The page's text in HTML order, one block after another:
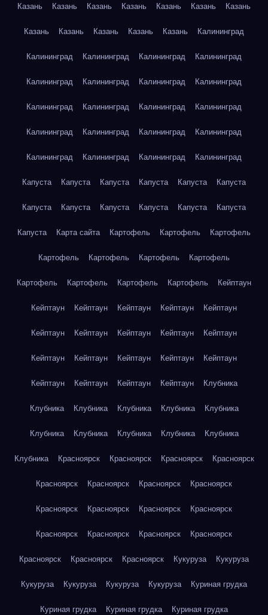
Казань Казань Казань Казань Казань Казань Казань
Казань Казань Казань Казань Казань Калининград
Калининград Калининград Калининград Калининград
Калининград Калининград Калининград Калининград
Калининград Калининград Калининград Калининград
Калининград Калининград Калининград Калининград
Калининград Калининград Калининград Калининград
Капуста Капуста Капуста Капуста Капуста Капуста
Капуста Капуста Капуста Капуста Капуста Капуста
Капуста Карта сайта Картофель Картофель Картофель
Картофель Картофель Картофель Картофель
Картофель Картофель Картофель Картофель Кейптаун
Кейптаун Кейптаун Кейптаун Кейптаун Кейптаун
Кейптаун Кейптаун Кейптаун Кейптаун Кейптаун
Кейптаун Кейптаун Кейптаун Кейптаун Кейптаун
Кейптаун Кейптаун Кейптаун Кейптаун Клубника
Клубника Клубника Клубника Клубника Клубника
Клубника Клубника Клубника Клубника Клубника
Клубника Красноярск Красноярск Красноярск Красноярск
Красноярск Красноярск Красноярск Красноярск
Красноярск Красноярск Красноярск Красноярск
Красноярск Красноярск Красноярск Красноярск
Красноярск Красноярск Красноярск Кукуруза Кукуруза
Кукуруза Кукуруза Кукуруза Кукуруза Куриная грудка
Куриная грудка Куриная грудка Куриная грудка